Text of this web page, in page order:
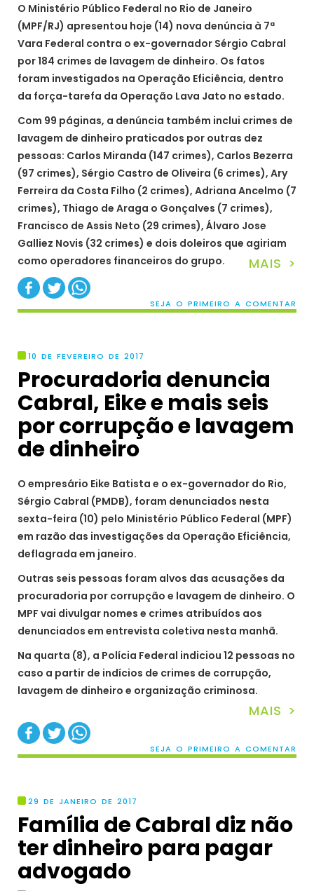
O Ministério Público Federal no Rio de Janeiro
(MPF/RJ) apresentou hoje (14) nova denúncia à 7ª
Vara Federal contra o ex-governador Sérgio Cabral
por 184 crimes de lavagem de dinheiro. Os fatos
foram investigados na Operação Eficiência, dentro
da força-tarefa da Operação Lava Jato no estado.
Com 99 páginas, a denúncia também inclui crimes de
lavagem de dinheiro praticados por outras dez
pessoas: Carlos Miranda (147 crimes), Carlos Bezerra
(97 crimes), Sérgio Castro de Oliveira (6 crimes), Ary
Ferreira da Costa Filho (2 crimes), Adriana Ancelmo (7
crimes), Thiago de Araga o Gonçalves (7 crimes),
Francisco de Assis Neto (29 crimes), Álvaro Jose
Galliez Novis (32 crimes) e dois doleiros que agiriam
como operadores financeiros do grupo.
MAIS >
SEJA O PRIMEIRO A COMENTAR
10 DE FEVEREIRO DE 2017
Procuradoria denuncia
Cabral, Eike e mais seis
por corrupção e lavagem
de dinheiro
O empresário Eike Batista e o ex-governador do Rio,
Sérgio Cabral (PMDB), foram denunciados nesta
sexta-feira (10) pelo Ministério Público Federal (MPF)
em razão das investigações da Operação Eficiência,
deflagrada em janeiro.
Outras seis pessoas foram alvos das acusações da
procuradoria por corrupção e lavagem de dinheiro. O
MPF vai divulgar nomes e crimes atribuídos aos
denunciados em entrevista coletiva nesta manhã.
Na quarta (8), a Polícia Federal indiciou 12 pessoas no
caso a partir de indícios de crimes de corrupção,
lavagem de dinheiro e organização criminosa.
MAIS >
SEJA O PRIMEIRO A COMENTAR
29 DE JANEIRO DE 2017
Família de Cabral diz não
ter dinheiro para pagar
advogado